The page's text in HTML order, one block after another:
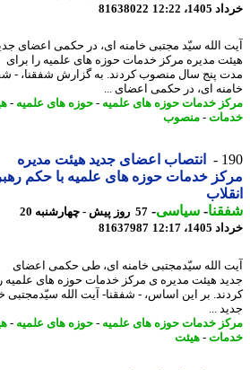
12:22
81638022
الله سیّد مجتبی خامنه ای، در حکمی اعضای جدید
مدیره مرکز خدمات حوزه های علمیه را برای
پنج سال منصوب کردند. به گزارش شفقنا، - شفقنا-
ای، در حکمی اعضای ...
خدمات حوزه های علمیه-حوزه های علمیه-هیئت
-منصوب
انتصاب اعضای جدید هیئت مدیره
خدمات حوزه های علمیه با حکم رهبر
-سیاسی-
57 روز پیش - چهارشنبه 20
12:17
81637987
الله سیّدمجتبی خامنه ای، طی حکمی اعضای
بر این اساس، - شفقنا- آیت الله سیّدمجتبی
...
خدمات حوزه های علمیه-حوزه های علمیه-هیئت
-هیئت